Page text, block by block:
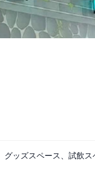
ッズスペース、試飲ス